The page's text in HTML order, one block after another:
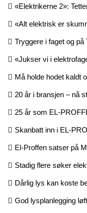
«Elektrikerne 2»:
«Alt elektrisk er
Tryggere i faget og på
«Jukser vi i
Må holde hodet kaldt
20 år i bransjen – nå
25 år som EL-
Skanbatt inn i EL-
El-Proffen satser på
Stadig flere søker
Dårlig lys kan koste
God lysplanlegging